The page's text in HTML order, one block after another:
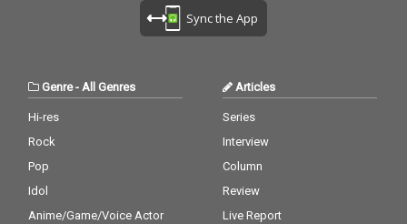
Sync the App
Genre-All Genres
Hi-res
Rock
Pop
Idol
Anime/Game/Voice Actor
Articles
Series
Interview
Column
Review
Live Report